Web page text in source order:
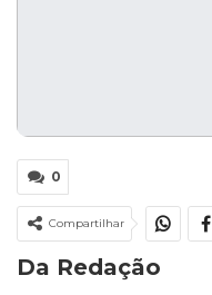
0
Compartilhar
Da Redação